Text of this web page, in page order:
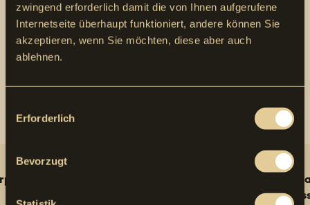
zwingend erforderlich damit die von Ihnen aufgerufene
Internetseite überhaupt funktioniert, andere können Sie
akzeptieren, wenn Sie möchten, diese aber auch
ablehnen.
Selection
Erforderlich
Bevorzugt
Gemeinde Thusis
Abteilung Infrastruktur
Untere Gasse 1
7430 Thusis
Werk13 AG
7302 Lanquart